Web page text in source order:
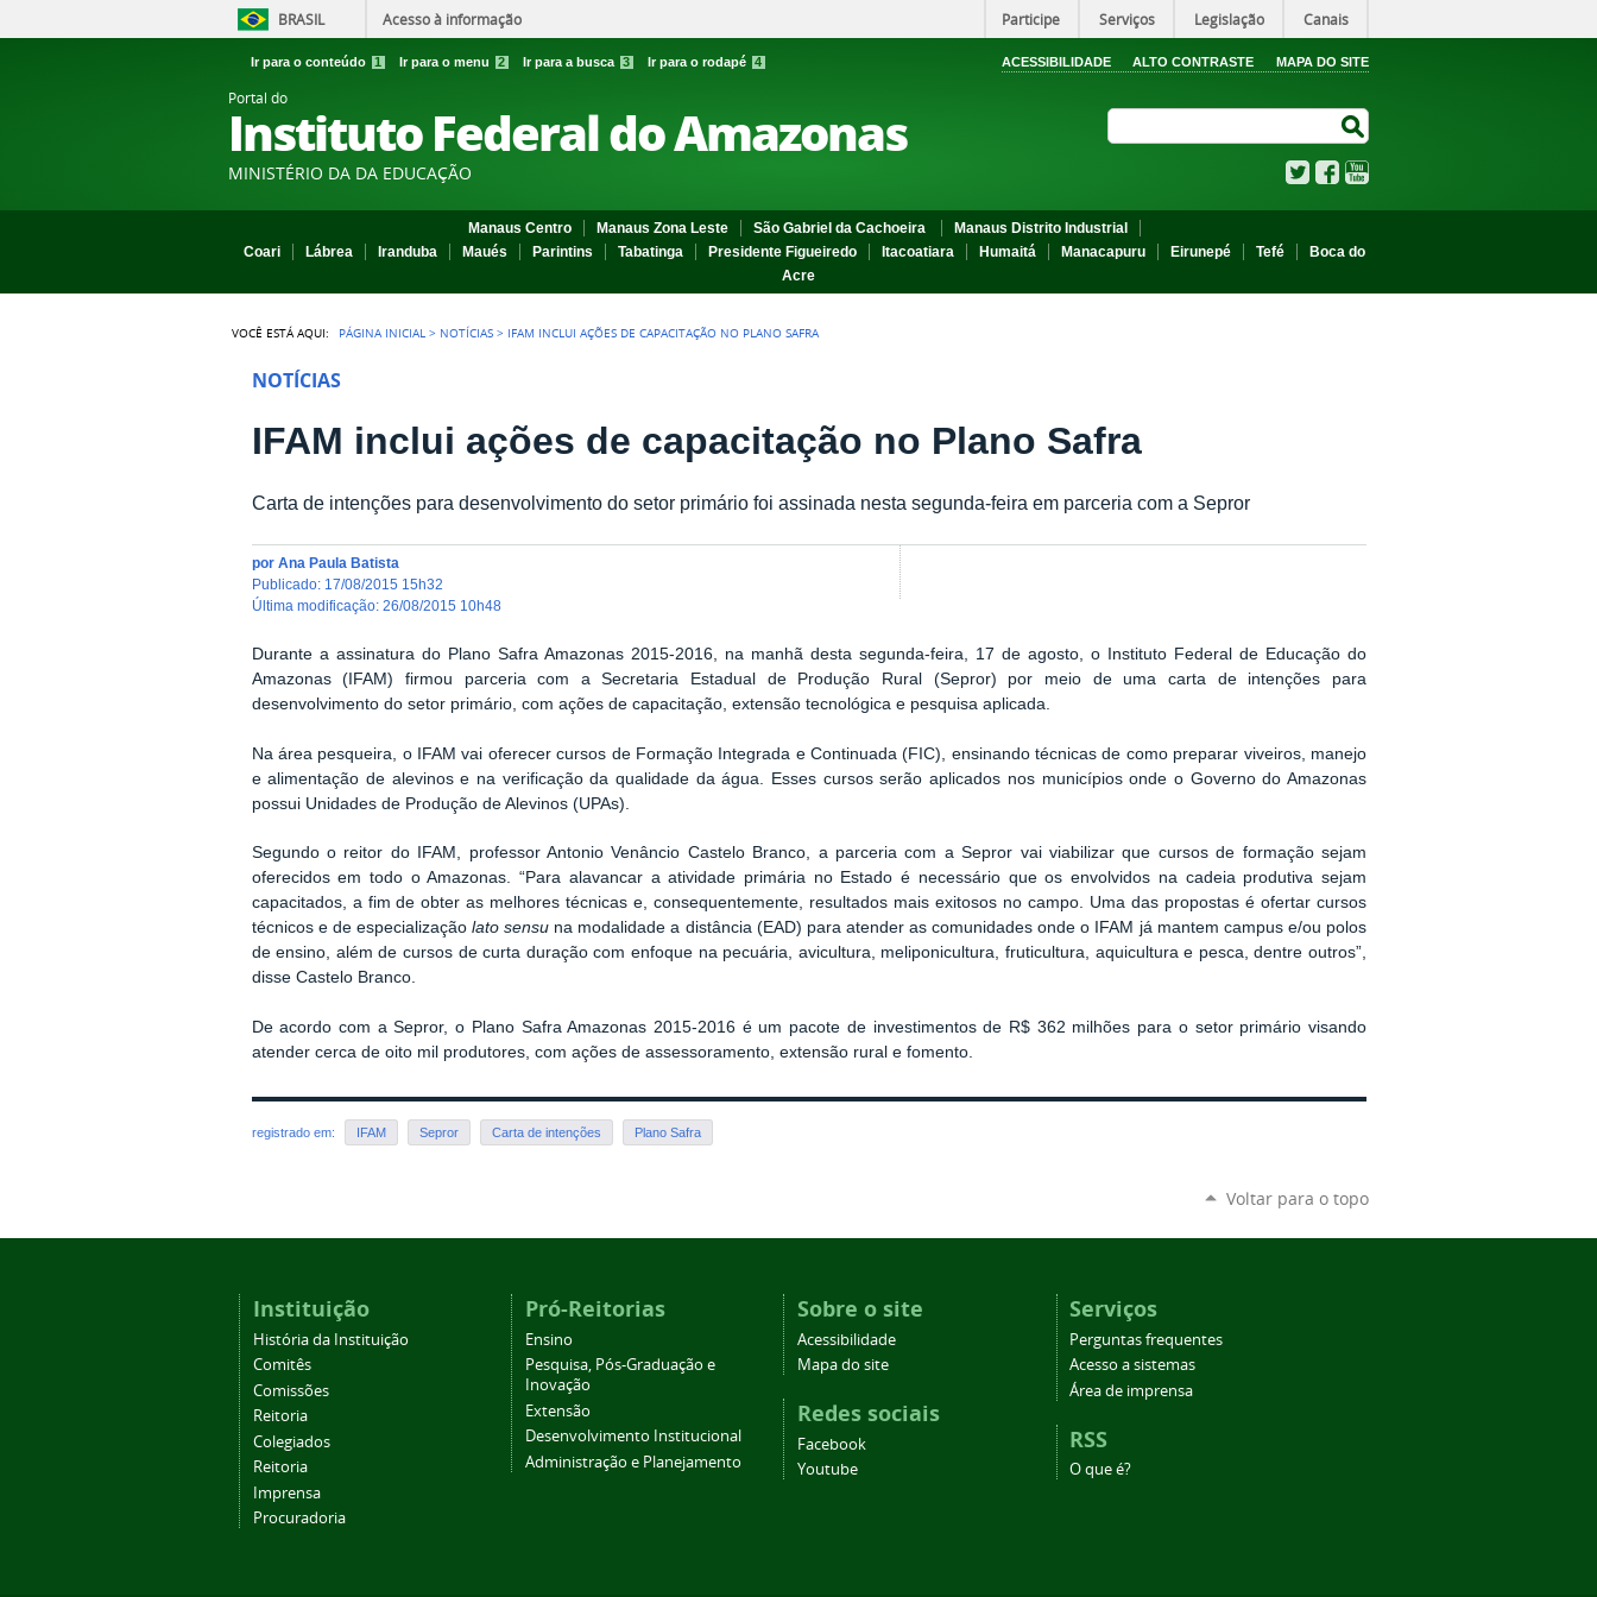
BRASIL Acesso à informação Participe Serviços Legislação Canais
Ir para o conteúdo 1 Ir para o menu 2 Ir para a busca 3 Ir para o rodapé 4 ACESSIBILIDADE ALTO CONTRASTE MAPA DO SITE
Portal do
Instituto Federal do Amazonas
MINISTÉRIO DA DA EDUCAÇÃO TwitterFacebook
Manaus Centro Manaus Zona Leste São Gabriel da Cachoeira
Manaus Distrito Industrial
Coari
Lábrea Iranduba Maués Parintins Tabatinga Presidente Figueiredo Itacoatiara Humaitá Manacapuru Eirunepé Tefé
Boca do
Acre
VOCÊ ESTÁ AQUI: PÁGINA INICIAL > NOTÍCIAS > IFAM INCLUI AÇÕES DE CAPACITAÇÃO NO PLANO SAFRA
NOTÍCIAS
IFAM inclui ações de capacitação no Plano Safra
Carta de intenções para desenvolvimento do setor primário foi assinada nesta segunda-feira em parceria com a Sepror
por Ana Paula Batista
publicado: 17/08/2015 15h32
última modificação: 26/08/2015 10h48
Durante a assinatura do Plano Safra Amazonas 2015-2016, na manhã desta segunda-feira, 17 de agosto, o Instituto Federal de Educação do
Amazonas (IFAM) firmou parceria com a Secretaria Estadual de Produção Rural (Sepror) por meio de uma carta de intenções para
desenvolvimento do setor primário, com ações de capacitação, extensão tecnológica e pesquisa aplicada.
Na área pesqueira, o IFAM vai oferecer cursos de Formação Integrada e Continuada (FIC), ensinando técnicas de como preparar viveiros, manejo
e alimentação de alevinos e na verificação da qualidade da água. Esses cursos serão aplicados nos municípios onde o Governo do Amazonas
possui Unidades de Produção de Alevinos (UPAs).
Segundo o reitor do IFAM, professor Antonio Venâncio Castelo Branco, a parceria com a Sepror vai viabilizar que cursos de formação sejam
oferecidos em todo o Amazonas. “Para alavancar a atividade primária no Estado é necessário que os envolvidos na cadeia produtiva sejam
capacitados, a fim de obter as melhores técnicas e, consequentemente, resultados mais exitosos no campo. Uma das propostas é ofertar cursos
técnicos e de especialização lato sensu na modalidade a distância (EAD) para atender as comunidades onde o IFAM já mantem campus e/ou polos
de ensino, além de cursos de curta duração com enfoque na pecuária, avicultura, meliponicultura, fruticultura, aquicultura e pesca, dentre outros”,
disse Castelo Branco.
De acordo com a Sepror, o Plano Safra Amazonas 2015-2016 é um pacote de investimentos de R$ 362 milhões para o setor primário visando
atender cerca de oito mil produtores, com ações de assessoramento, extensão rural e fomento.
registrado em: IFAM Sepror Carta de intenções Plano Safra
Voltar para o topo
Instituição
História da Instituição
Comitês
Comissões
Reitoria
Colegiados
Reitoria
Imprensa
Procuradoria
Pró-Reitorias
Ensino
Pesquisa, Pós-Graduação e
Inovação
Extensão
Desenvolvimento Institucional
Administração e Planejamento
Sobre o site
Acessibilidade
Mapa do site
Redes sociais
Facebook
Youtube
Serviços
Perguntas frequentes
Acesso a sistemas
Área de imprensa
RSS
O que é?